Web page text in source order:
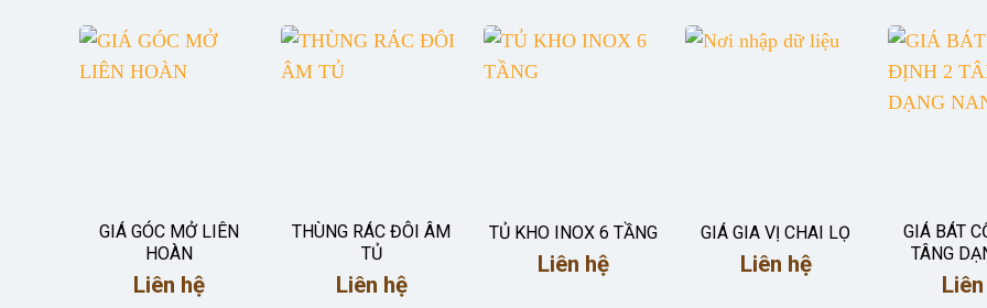
GIÁ GÓC MỞ LIÊN
HOÀN
Liên hệ
THÙNG RÁC ĐÔI ÂM
TỦ
Liên hệ
TỦ KHO INOX 6 TẦNG
Liên hệ
GIÁ GIA VỊ CHAI LỌ
Liên hệ
GIÁ BÁT
TÂNG